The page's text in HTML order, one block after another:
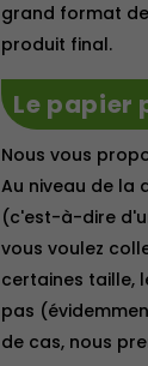
grand format
produit final.
Le papier
Nous vous
Au niveau de la
(c'est-à-dire
vous voulez
certaines taille,
pas
de cas, nous